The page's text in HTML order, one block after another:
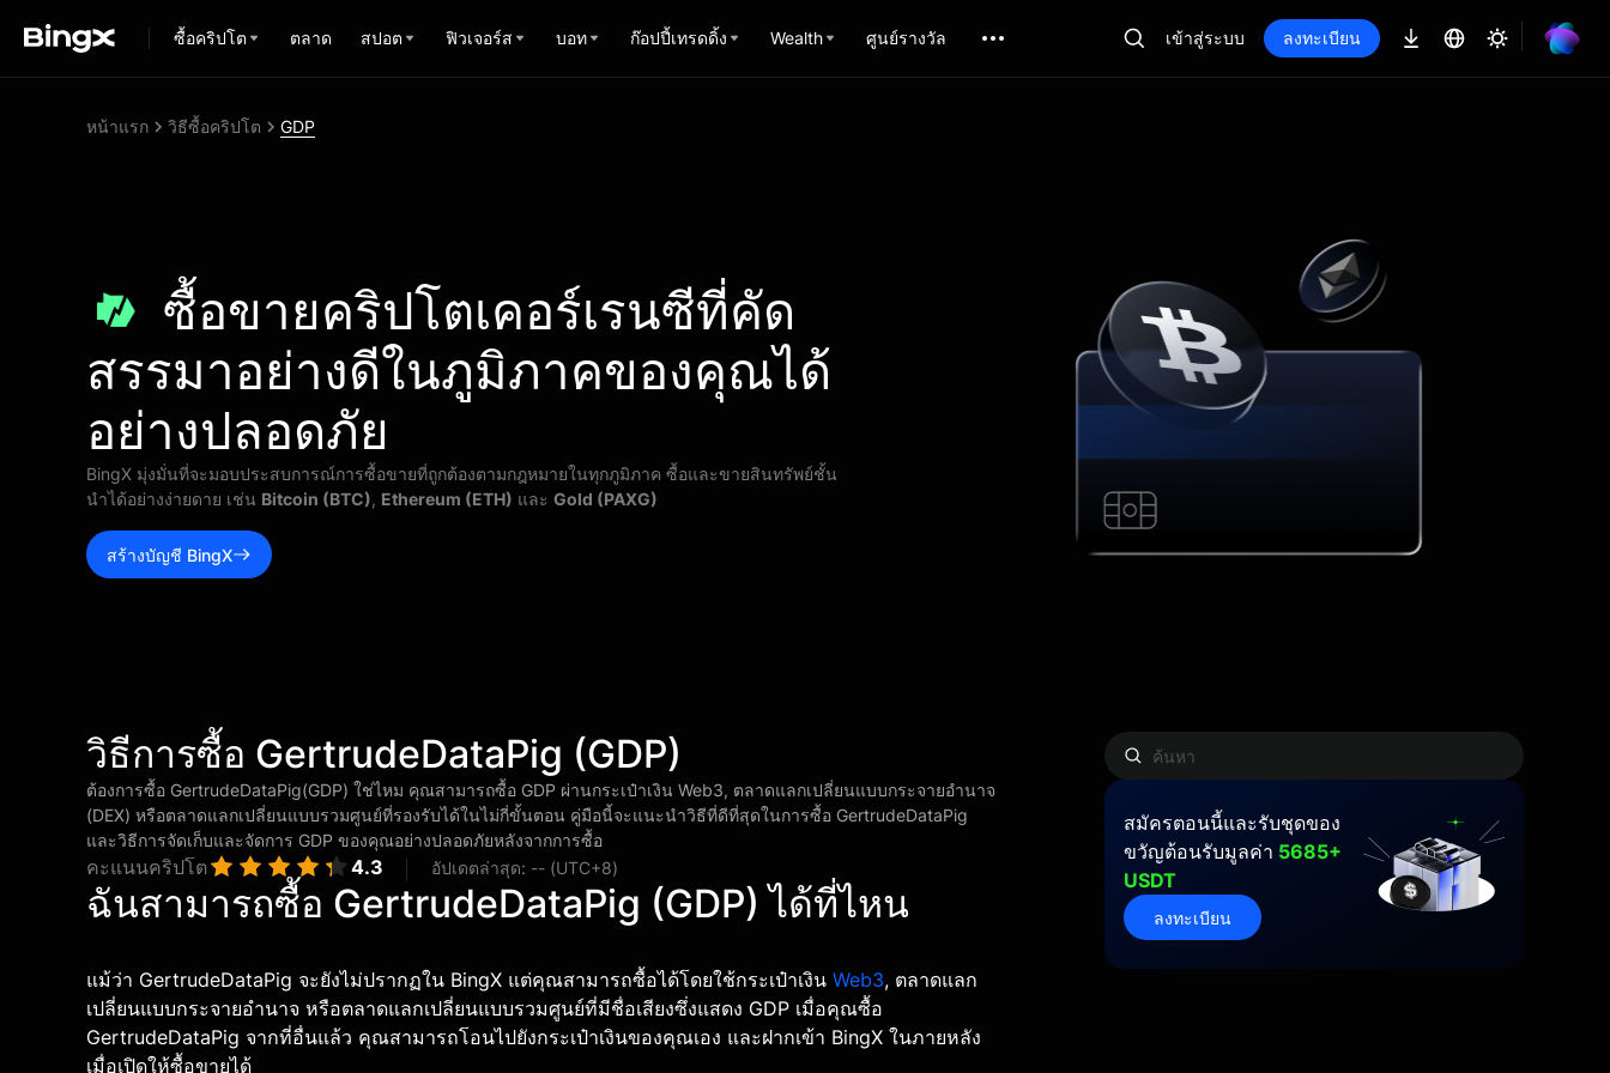
ซื้อคริปโต ตลาด สปอต ฟิวเจอร์ส บอท ก๊อปปี้เทรดดิ้ง Wealth ศูนย์รางวัล เข้าสู่ระบบ ลงทะเบียน
หน้าแรก วิธีซื้อคริปโต GDP
ซื้อขายคริปโตเคอร์เรนซีที่คัด
สรรมาอย่างดีในภูมิภาคของคุณได้
อย่างปลอดภัย
BingX มุ่งมั่นที่จะมอบประสบการณ์การซื้อขายที่ถูกต้องตามกฎหมายในทุกภูมิภาค ซื้อและขายสินทรัพย์ชั้น
นำได้อย่างง่ายดาย เช่น Bitcoin (BTC), Ethereum (ETH) และ Gold (PAXG)
สร้างบัญชี BingX
วิธีการซื้อ GertrudeDataPig (GDP)
ต้องการซื้อ GertrudeDataPig(GDP) ใช่ไหม คุณสามารถซื้อ GDP ผ่านกระเป๋าเงิน Web3, ตลาดแลกเปลี่ยนแบบกระจายอำนาจ
(DEX) หรือตลาดแลกเปลี่ยนแบบรวมศูนย์ที่รองรับได้ในไม่กี่ขั้นตอน คู่มือนี้จะแนะนำวิธีที่ดีที่สุดในการซื้อ GertrudeDataPig
และวิธีการจัดเก็บและจัดการ GDP ของคุณอย่างปลอดภัยหลังจากการซื้อ
คะแนนคริปโต 4.3 อัปเดตล่าสุด: -- (UTC+8)
ฉันสามารถซื้อ GertrudeDataPig (GDP) ได้ที่ไหน
แม้ว่า GertrudeDataPig จะยังไม่ปรากฏใน BingX แต่คุณสามารถซื้อได้โดยใช้กระเป๋าเงิน Web3, ตลาดแลก
เปลี่ยนแบบกระจายอำนาจ หรือตลาดแลกเปลี่ยนแบบรวมศูนย์ที่มีชื่อเสียงซึ่งแสดง GDP เมื่อคุณซื้อ
GertrudeDataPig จากที่อื่นแล้ว คุณสามารถโอนไปยังกระเป๋าเงินของคุณเอง และฝากเข้า BingX ในภายหลัง
เมื่อเปิดให้ซื้อขายได้
สมัครตอนนี้และรับชุดของ
ขวัญต้อนรับมูลค่า 5685+
USDT
ลงทะเบียน